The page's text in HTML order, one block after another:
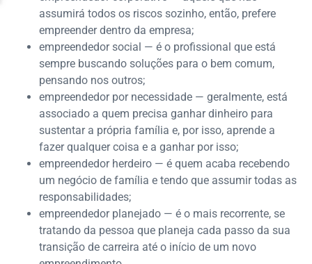
assumirá todos os riscos sozinho, então, prefere
empreender dentro da empresa;
empreendedor social — é o profissional que está
sempre buscando soluções para o bem comum,
pensando nos outros;
empreendedor por necessidade — geralmente, está
associado a quem precisa ganhar dinheiro para
sustentar a própria família e, por isso, aprende a
fazer qualquer coisa e a ganhar por isso;
empreendedor herdeiro — é quem acaba recebendo
um negócio de família e tendo que assumir todas as
responsabilidades;
empreendedor planejado — é o mais recorrente, se
tratando da pessoa que planeja cada passo da sua
transição de carreira até o início de um novo